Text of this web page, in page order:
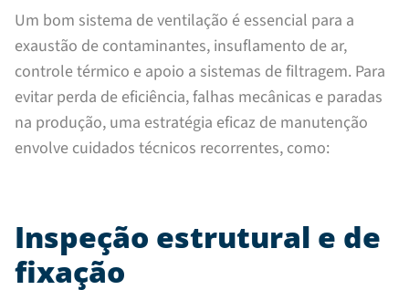
Um bom sistema de ventilação é essencial para a
exaustão de contaminantes, insuflamento de ar,
controle térmico e apoio a sistemas de filtragem. Para
evitar perda de eficiência, falhas mecânicas e paradas
na produção, uma estratégia eficaz de manutenção
envolve cuidados técnicos recorrentes, como:
Inspeção estrutural e de
fixação